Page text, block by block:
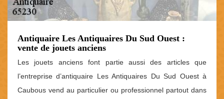
Antiquaire Les Antiquaires Du Sud Ouest :
vente de jouets anciens
Les jouets anciens font partie aussi des articles que
l’entreprise d’antiquaire Les Antiquaires Du Sud Ouest à
Caubous vend au particulier ou professionnel partout dans